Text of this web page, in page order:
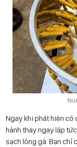
Ngay khi phát hiện có
hành thay ngay lập
sạch lông gà. Bạn chỉ